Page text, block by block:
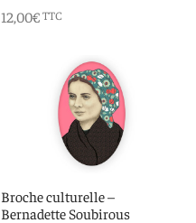
12,00€ TTC
Broche culturelle –
Bernadette Soubirous